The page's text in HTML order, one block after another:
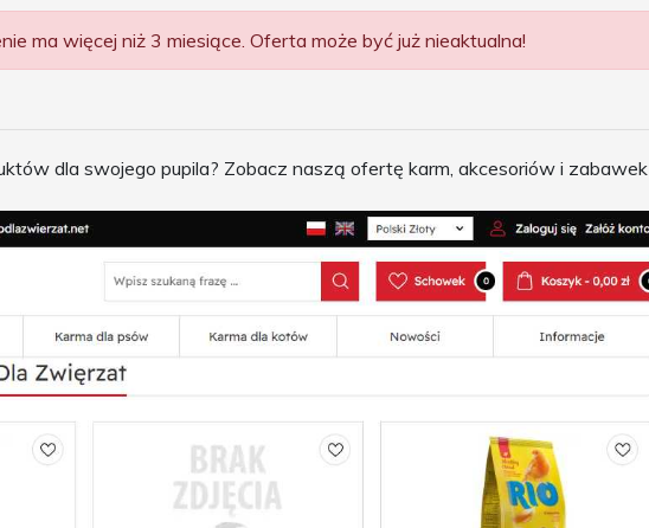
ma więcej niż 3 miesiące. Oferta może być już nieaktualna!
dla swojego pupila? Zobacz naszą ofertę karm, akcesoriów i zabawek